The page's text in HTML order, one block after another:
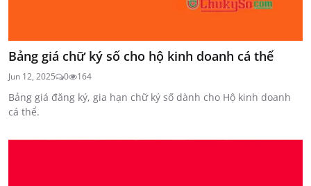
Bảng giá chữ ký số cho hộ kinh doanh cá thể
Jun 12, 2025 0 164
Bảng giá đăng ký, gia hạn chữ ký số dành cho Hộ kinh doanh
cá thể.